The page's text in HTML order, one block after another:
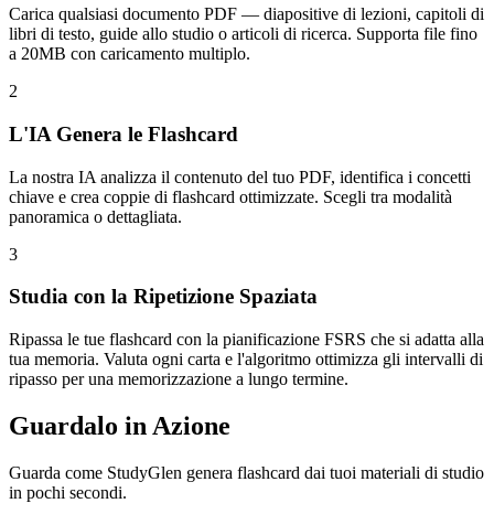
Carica qualsiasi documento PDF — diapositive di lezioni, capitoli di
libri di testo, guide allo studio o articoli di ricerca. Supporta file fino
a 20MB con caricamento multiplo.
2
L'IA Genera le Flashcard
La nostra IA analizza il contenuto del tuo PDF, identifica i concetti
chiave e crea coppie di flashcard ottimizzate. Scegli tra modalità
panoramica o dettagliata.
3
Studia con la Ripetizione Spaziata
Ripassa le tue flashcard con la pianificazione FSRS che si adatta alla
tua memoria. Valuta ogni carta e l'algoritmo ottimizza gli intervalli di
ripasso per una memorizzazione a lungo termine.
Guardalo in Azione
Guarda come StudyGlen genera flashcard dai tuoi materiali di studio
in pochi secondi.